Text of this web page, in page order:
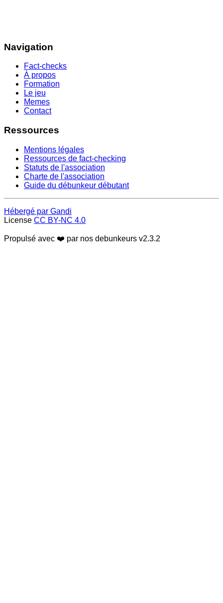
Navigation
Fact-checks
À propos
Formation
Le jeu
Memes
Contact
Ressources
Mentions légales
Ressources de fact-checking
Statuts de l'association
Charte de l'association
Guide du débunkeur débutant
Hébergé par Gandi
License CC BY-NC 4.0
Propulsé avec ❤️ par nos debunkeurs v2.3.2